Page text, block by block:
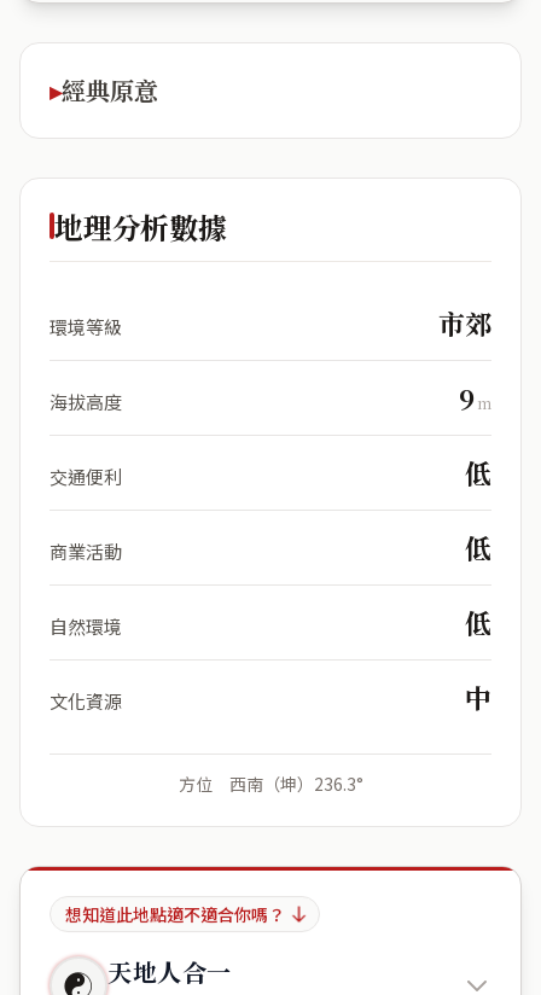
經典原意
地理分析數據
環境等級 市郊
海拔高度 9m
交通便利 低
商業活動 低
自然環境 低
文化資源 中
方位 西南（坤）236.3°
想知道此地點適不適合你嗎？
☯ 天地人合一